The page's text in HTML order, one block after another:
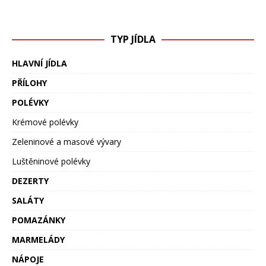
TYP JÍDLA
HLAVNÍ JÍDLA
PŘÍLOHY
POLÉVKY
Krémové polévky
Zeleninové a masové vývary
Luštěninové polévky
DEZERTY
SALÁTY
POMAZÁNKY
MARMELÁDY
NÁPOJE